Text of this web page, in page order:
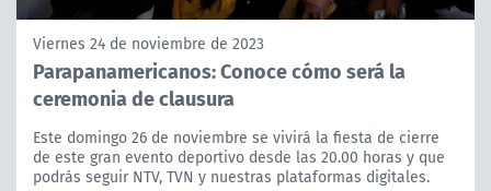
Viernes 24 de noviembre de 2023
Parapanamericanos: Conoce cómo será la
ceremonia de clausura
Este domingo 26 de noviembre se vivirá la fiesta de cierre
de este gran evento deportivo desde las 20.00 horas y que
podrás seguir NTV, TVN y nuestras plataformas digitales.